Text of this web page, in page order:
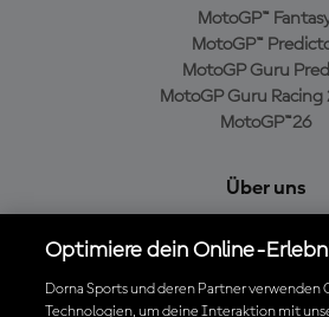
MotoGP™
MotoGP™
MotoGP Guru
MotoGP Guru Racing
MotoGP™26
Über uns
Cookie-
Optimiere dein Online-
Dorna Sports und deren Partner verwenden
Technologien, um deine Interaktion mit